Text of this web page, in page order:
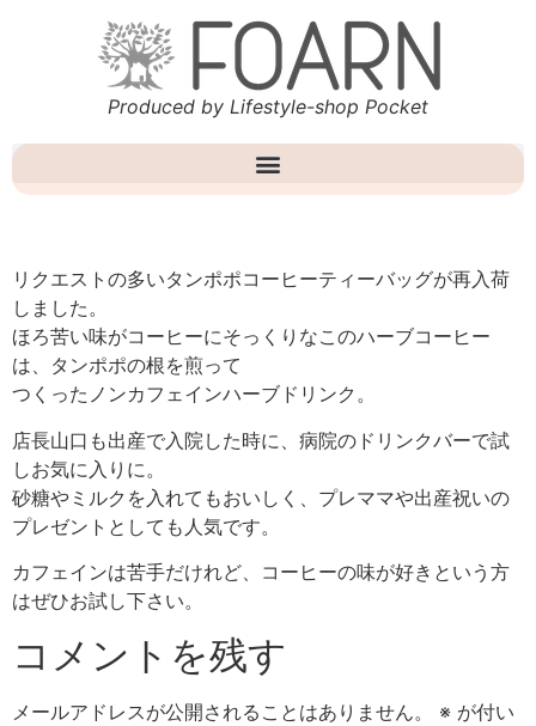
Produced by Lifestyle-shop Pocket
リクエストの多いタンポポコーヒーティーバッグが再入荷
しました。
ほろ苦い味がコーヒーにそっくりなこのハーブコーヒー
は、タンポポの根を煎って
つくったノンカフェインハーブドリンク。
店長山口も出産で入院した時に、病院のドリンクバーで試
しお気に入りに。
砂糖やミルクを入れてもおいしく、プレママや出産祝いの
プレゼントとしても人気です。
カフェインは苦手だけれど、コーヒーの味が好きという方
はぜひお試し下さい。
コメントを残す
メールアドレスが公開されることはありません。 ※ が付い